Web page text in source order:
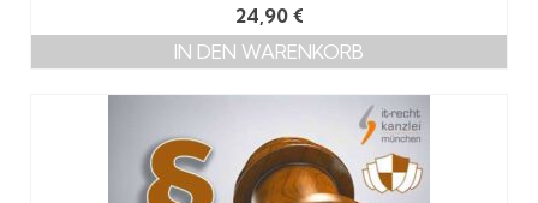
24,90 €
IN DEN WARENKORB